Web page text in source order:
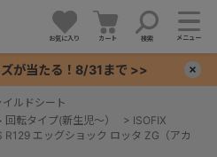
お気に入り カート 検索 メニュー
が当たる！8/31まで >>
イルドシート
回転タイプ(新生児～） > ISOFIX
エッグショック ロッタ ZG（アカ